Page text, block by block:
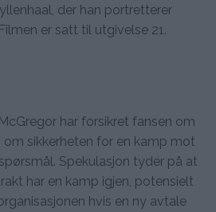
der han portretterer
er satt til utgivelse 21.
har forsikret fansen om
om sikkerheten for en kamp mot
Spekulasjon tyder på at
har en kamp igjen, potensielt
hvis en ny avtale